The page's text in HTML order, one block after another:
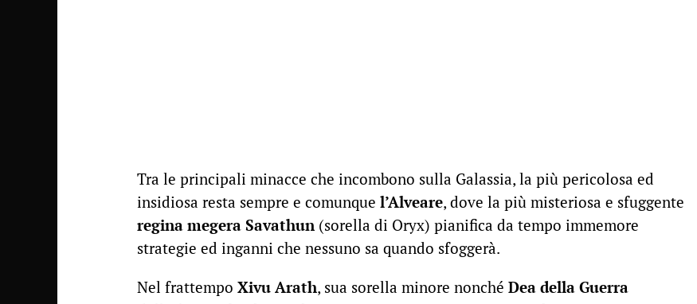
Tra le principali minacce che incombono sulla Galassia, la più pericolosa ed
insidiosa resta sempre e comunque l’Alveare, dove la più misteriosa e sfuggente
regina megera Savathun (sorella di Oryx) pianifica da tempo immemore
strategie ed inganni che nessuno sa quando sfoggerà.
Nel frattempo Xivu Arath, sua sorella minore nonché Dea della Guerra